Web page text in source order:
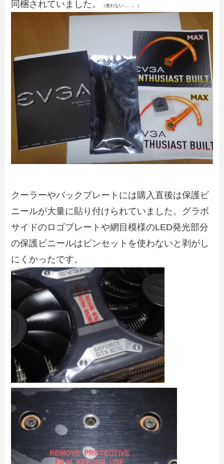
同梱されていました。
（使わない……。）
クーラーやバックプレートには購入直後は保護ビ
ニールが大量に貼り付けられていました。グラボ
サイドのロゴプレートや網目模様のLED発光部分
の保護ビニールはピンセットを使わないと剥がし
にくかったです。